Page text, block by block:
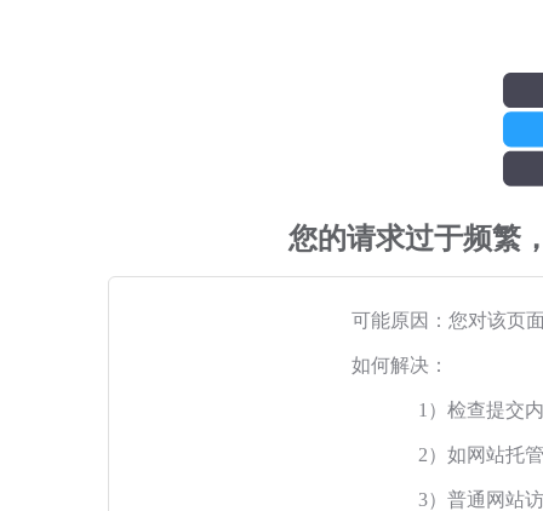
您的请求过于频繁
可能原因：您对该页
如何解决：
1）检查提交
2）如网站托
3）普通网站